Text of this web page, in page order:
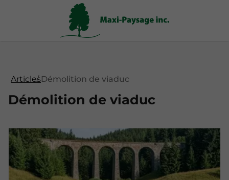
ArticlesDémolition de viaduc
Démolition de viaduc